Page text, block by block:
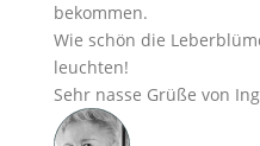
bekommen.
Wie schön die
leuchten!
Sehr nasse Grüße von